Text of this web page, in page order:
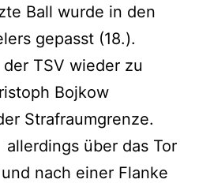
Ball wurde in den
gepasst (18.).
TSV wieder zu
Bojkow
Strafraumgrenze.
über das Tor
nach einer Flanke